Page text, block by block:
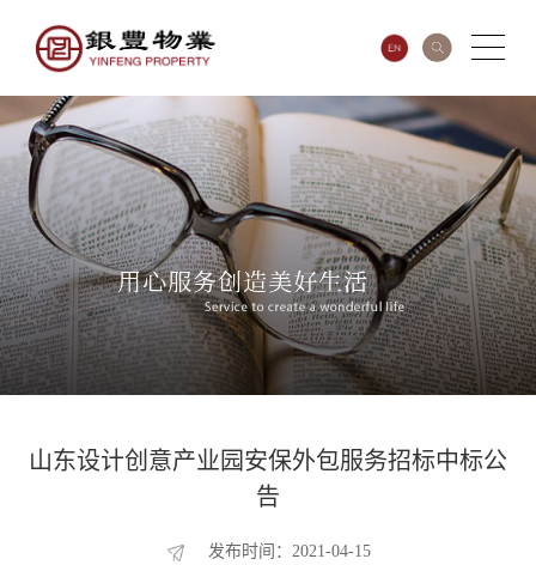
山东设计创意产业园安保外包服务招标中标公
告
发布时间：2021-04-15